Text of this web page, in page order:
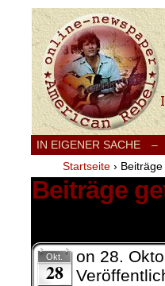
IN EIGENER SACHE –
Startseite ›
Beiträge
Okt.
28
on 28.